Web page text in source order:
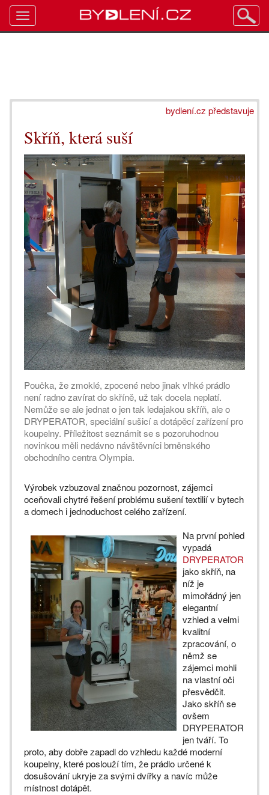
bydlení.cz představuje
Skříň, která suší
Poučka, že zmoklé, zpocené nebo jinak vlhké prádlo
není radno zavírat do skříně, už tak docela neplatí.
Nemůže se ale jednat o jen tak ledajakou skříň, ale o
DRYPERATOR, speciální sušicí a dotápěcí zařízení pro
koupelny. Příležitost seznámit se s pozoruhodnou
novinkou měli nedávno návštěvníci brněnského
obchodního centra Olympia.
Výrobek vzbuzoval značnou pozornost, zájemci
oceňovali chytré řešení problému sušení textilií v bytech
a domech i jednoduchost celého zařízení.
Na první pohled
vypadá
DRYPERATOR
jako skříň, na
níž je
mimořádný jen
elegantní
vzhled a velmi
kvalitní
zpracování, o
němž se
zájemci mohli
na vlastní oči
přesvědčit.
Jako skříň se
ovšem
DRYPERATOR
jen tváří. To
proto, aby dobře zapadl do vzhledu každé moderní
koupelny, které poslouží tím, že prádlo určené k
dosušování ukryje za svými dvířky a navíc může
místnost dotápět.
Toggle
navigation